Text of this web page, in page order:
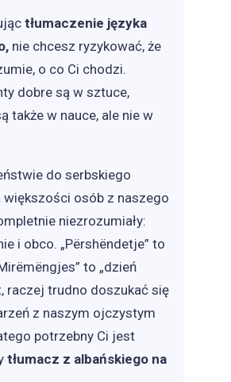
tłumaczenie języka
, nie chcesz ryzykować, że
o co Ci chodzi.
dobre są w sztuce,
także w nauce, ale nie w
do serbskiego
większości osób z naszego
niezrozumiały:
i obco. „Përshëndetje” to
to „dzień
raczej trudno doszukać się
z naszym ojczystym
potrzebny Ci jest
tłumacz z albańskiego na